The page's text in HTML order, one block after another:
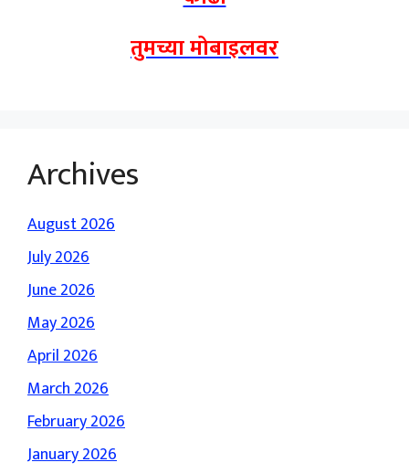
तुमच्या मोबाइलवर
Archives
August 2026
July 2026
June 2026
May 2026
April 2026
March 2026
February 2026
January 2026